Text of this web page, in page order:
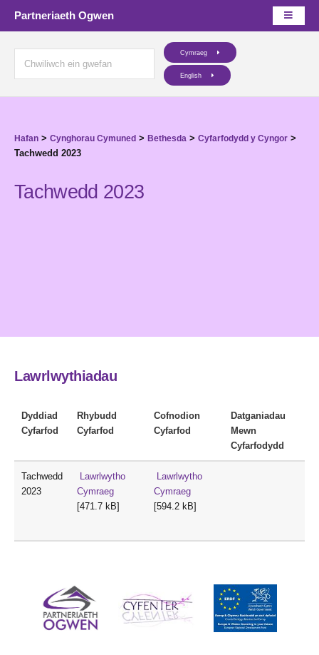
Partneriaeth Ogwen
Cymraeg
English
Hafan > Cynghorau Cymuned > Bethesda > Cyfarfodydd y Cyngor >
Tachwedd 2023
Tachwedd 2023
Lawrlwythiadau
Dyddiad
Cyfarfod
Rhybudd
Cyfarfod
Cofnodion
Cyfarfod
Datganiadau
Mewn
Cyfarfodydd
Tachwedd
2023
Lawrlwytho
Cymraeg
[471.7 kB]
Lawrlwytho
Cymraeg
[594.2 kB]